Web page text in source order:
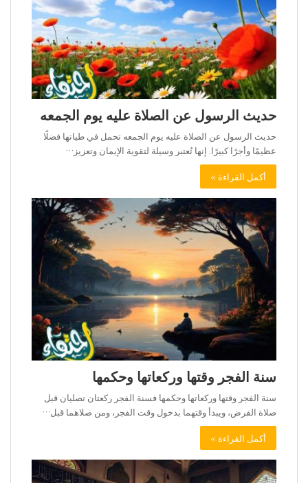
حديث الرسول عن الصلاة عليه يوم الجمعه
حديث الرسول عن الصلاة عليه يوم الجمعه تحمل في طياتها فضلًا
عظيمًا وأجرًا كبيرًا. إنها تُعتبر وسيلة لتقوية الإيمان وتعزيز…
أكمل القراءة »
سنة الفجر وقتها وركعاتها وحكمها
سنة الفجر وقتها وركعاتها وحكمها فسنة الفجر ركعتان تصليان قبل
صلاة الفرض، ويبدأ وقتهما بدخول وقت الفجر، ومن صلاهما قبل…
أكمل القراءة »